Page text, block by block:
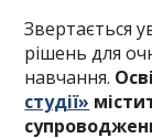
Звертається
рішень для
навчання.
студії»